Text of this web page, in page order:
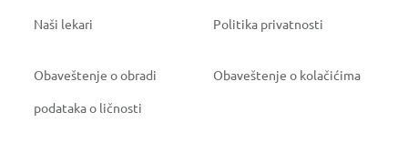
Naši lekari Politika privatnosti
Obaveštenje o obradi
podataka o ličnosti
Obaveštenje o kolačićima